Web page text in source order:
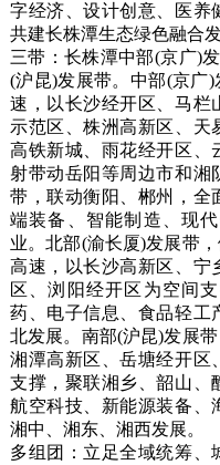
字经济、设计创意、医养
共建长株潭生态绿色融合
三带：长株潭中部(京广)
(沪昆)发展带。中部(京广
速，以长沙经开区、马栏
示范区、株洲高新区、
高铁新城、雨花经开区、
射带动岳阳等周边市和湘
带，联动衡阳、郴州，全
端装备、智能制造、现
业。北部(渝长厦)发展带
高速，以长沙高新区、宁
区、浏阳经开区为空间
药、电子信息、食品轻工
北发展。南部(沪昆)发展
湘潭高新区、岳塘经开区
支撑，聚联湘乡、韶山、
航空科技、新能源装备、
湘中、湘东、湘西发展。
多组团：立足全域统筹、